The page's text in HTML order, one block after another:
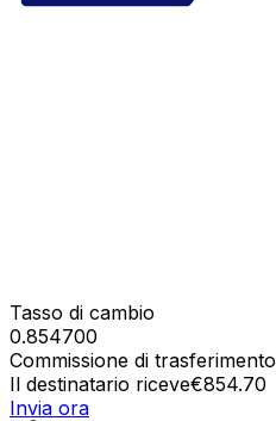
Tasso di cambio
0.854700
Commissione di trasferimento
Il destinatario riceve€854.70
Invia ora